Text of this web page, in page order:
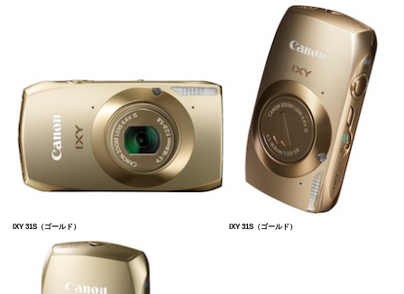
IXY 31S（ゴールド） IXY 31S（ゴールド）